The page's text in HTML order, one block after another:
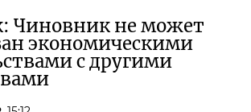
Чиновник не может
экономическими
с другими